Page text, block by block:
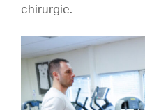
chirurgie.